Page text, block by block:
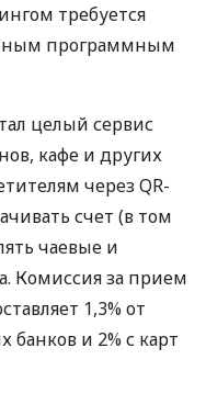
требуется
программным
целый сервис
кафе и других
через QR-
счет (в том
чаевые и
Комиссия за прием
1,3% от
банков и 2% с карт